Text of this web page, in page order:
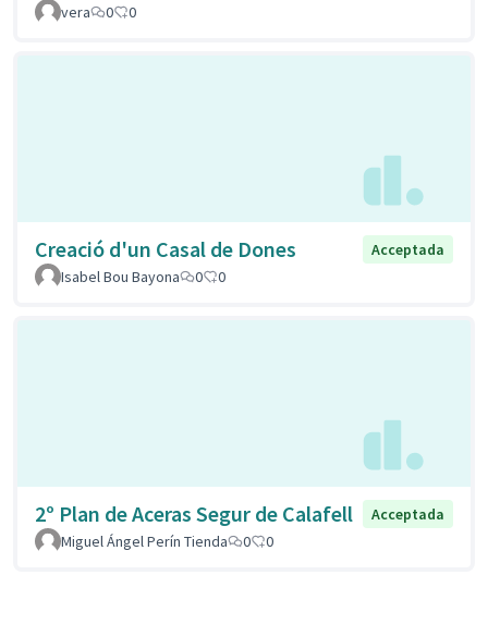
vera
0 0
Creació d'un Casal de Dones
Acceptada
Isabel Bou Bayona
0 0
2º Plan de Aceras Segur de Calafell
Acceptada
Miguel Ángel Perín Tienda
0 0